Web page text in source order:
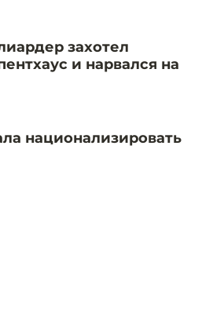
захотел
и нарвался на
национализировать